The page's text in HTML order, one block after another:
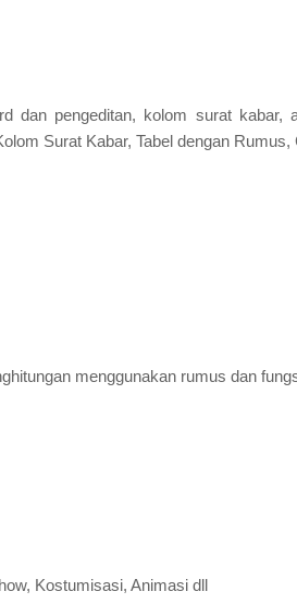
dan pengeditan, kolom surat kabar,
Surat Kabar, Tabel dengan
menggunakan rumus dan
Kostumisasi, Animasi dll